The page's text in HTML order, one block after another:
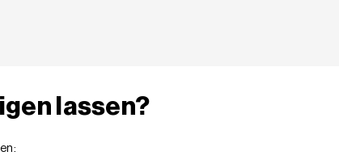
lassen?